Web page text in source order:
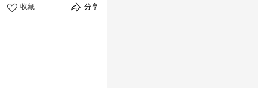
收藏 分享